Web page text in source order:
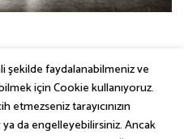
faydalanabilmeniz ve
için Cookie kullanıyoruz.
etmezseniz tarayıcınızın
da engelleyebilirsiniz. Ancak